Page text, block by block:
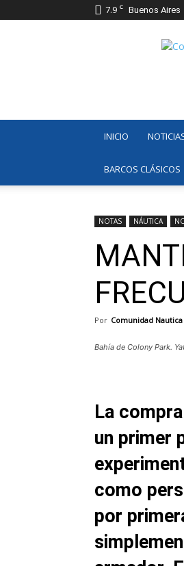
7.9 C Buenos Aires
INICIO
BARCOS CLÁSICOS
NOTAS NÁUTICA
Por Comunidad Nautica
Bahía de Colony Park.
La
un primer
como
por